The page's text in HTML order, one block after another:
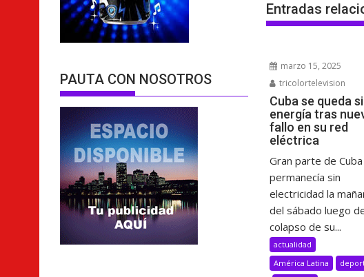
Entradas
marzo 15, 2025
tricolortelevision
Cuba se queda
energía tras
fallo en su red
eléctrica
Gran parte de Cuba
permanecía sin
electricidad la
del sábado luego
colapso de su...
actualidad
América Latina
PAUTA CON NOSOTROS